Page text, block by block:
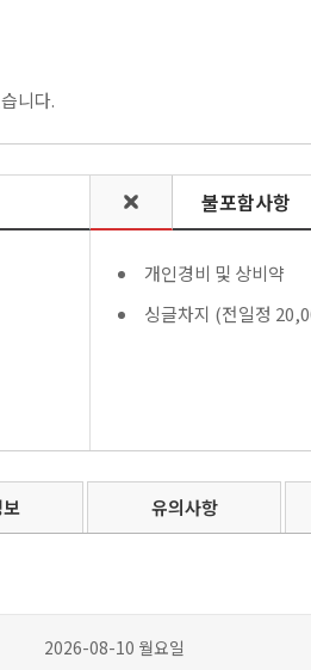
니다.
불포함사항
개인경비 및 상비약
싱글차지 (전일정
유의사항
2026-08-10 월요일